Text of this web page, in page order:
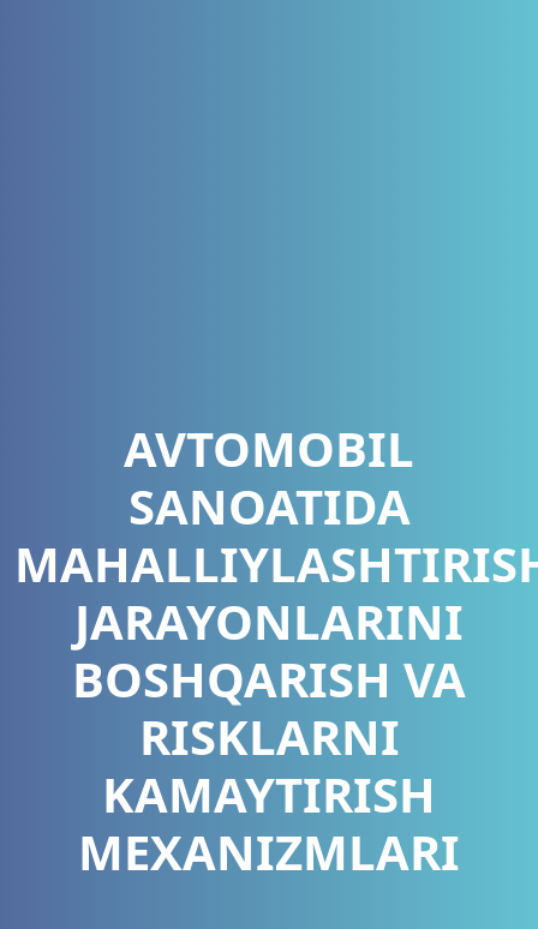
AVTOMOBIL
SANOATIDA
JARAYONLARINI
BOSHQARISH VA
RISKLARNI
KAMAYTIRISH
MEXANIZMLARI